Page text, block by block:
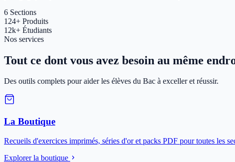
6 Sections
124+ Produits
12k+ Étudiants
Nos services
Tout ce dont vous avez besoin au même
Des outils complets pour aider les élèves du Bac à exceller et réussir.
La Boutique
Recueils d'exercices imprimés, séries d'or et packs PDF pour toutes les
Explorer la boutique